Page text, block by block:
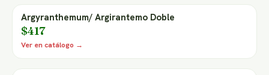
Argyranthemum/ Argirantemo Doble
$417
Ver en catálogo →